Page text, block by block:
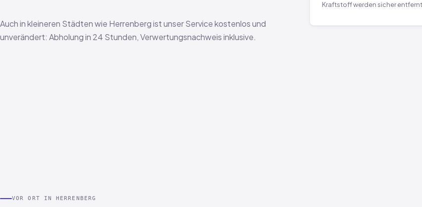
Auch in kleineren Städten wie Herrenberg ist unser Service kostenlos und
unverändert: Abholung in 24 Stunden, Verwertungsnachweis inklusive.
Kraftstoff werden sicher entfernt.
VOR ORT IN HERRENBERG